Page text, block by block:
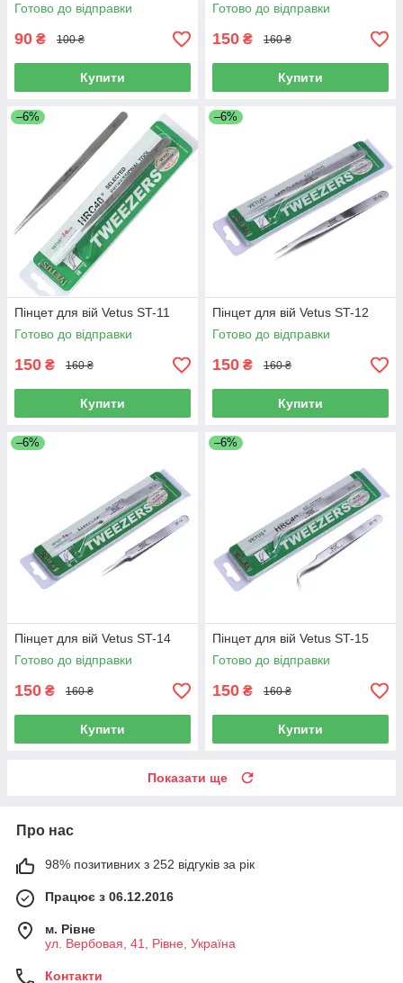
Готово до відправки
90 ₴ 100 ₴
Купити
Готово до відправки
150 ₴ 160 ₴
Купити
–6%
Пінцет для вій Vetus ST-11
Готово до відправки
150 ₴ 160 ₴
Купити
–6%
Пінцет для вій Vetus ST-12
Готово до відправки
150 ₴ 160 ₴
Купити
–6%
Пінцет для вій Vetus ST-14
Готово до відправки
150 ₴ 160 ₴
Купити
–6%
Пінцет для вій Vetus ST-15
Готово до відправки
150 ₴ 160 ₴
Купити
Показати ще
Про нас
98% позитивних з 252 відгуків за рік
Працює з 06.12.2016
м. Рівне
ул. Вербовая, 41, Рівне, Україна
Контакти